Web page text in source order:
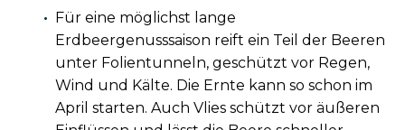
Für eine möglichst lange
Erdbeergenusssaison reift ein Teil der Beeren
unter Folientunneln, geschützt vor Regen,
Wind und Kälte. Die Ernte kann so schon im
April starten. Auch Vlies schützt vor äußeren